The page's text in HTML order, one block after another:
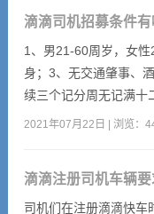
滴滴司机招募条件有
1、男21-60周岁，女
身；3、无交通肇事、
续三个记分周无记满十
2021年07月22日 | 浏览：
滴滴注册司机车辆要
司机们在注册滴滴快车